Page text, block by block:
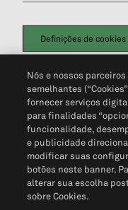
Definições de cookies
Política de Privacidade
Não Venda Minhas
Nós e nossos
semelhantes
fornecer serviços
para finalidades
funcionalidade,
e publicidade
modificar suas
botões neste banner.
alterar sua escolha
sobre Cookies.